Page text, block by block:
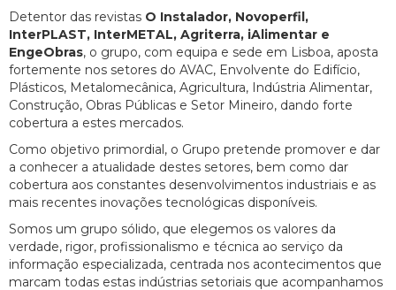
Detentor das revistas O Instalador, Novoperfil,
InterPLAST, InterMETAL, Agriterra, iAlimentar e
EngeObras, o grupo, com equipa e sede em Lisboa, aposta
fortemente nos setores do AVAC, Envolvente do Edifício,
Plásticos, Metalomecânica, Agricultura, Indústria Alimentar,
Construção, Obras Públicas e Setor Mineiro, dando forte
cobertura a estes mercados.
Como objetivo primordial, o Grupo pretende promover e dar
a conhecer a atualidade destes setores, bem como dar
cobertura aos constantes desenvolvimentos industriais e as
mais recentes inovações tecnológicas disponíveis.
Somos um grupo sólido, que elegemos os valores da
verdade, rigor, profissionalismo e técnica ao serviço da
informação especializada, centrada nos acontecimentos que
marcam todas estas indústrias setoriais que acompanhamos